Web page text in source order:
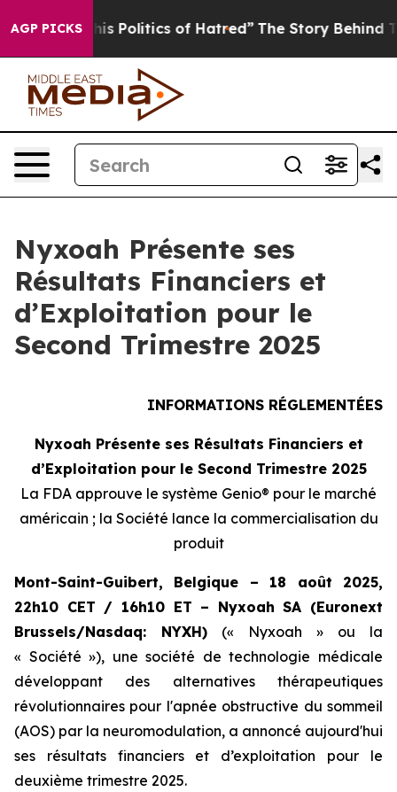
AGP PICKS
Politics of Hatred” The Story Behind Trump’s
Nyxoah Présente ses
Résultats Financiers et
d’Exploitation pour le
Second Trimestre 2025
INFORMATIONS RÉGLEMENTÉES
Nyxoah Présente ses Résultats Financiers et
d’Exploitation pour le Second Trimestre 2025
La FDA approuve le système Genio® pour le marché
américain ; la Société lance la commercialisation du
produit
Mont-Saint-Guibert, Belgique – 18 août 2025,
22h10 CET / 16h10 ET – Nyxoah SA (Euronext
Brussels/Nasdaq: NYXH) (« Nyxoah » ou la
« Société »), une société de technologie médicale
développant des alternatives thérapeutiques
révolutionnaires pour l'apnée obstructive du sommeil
(AOS) par la neuromodulation, a annoncé aujourd'hui
ses résultats financiers et d’exploitation pour le
deuxième trimestre 2025.